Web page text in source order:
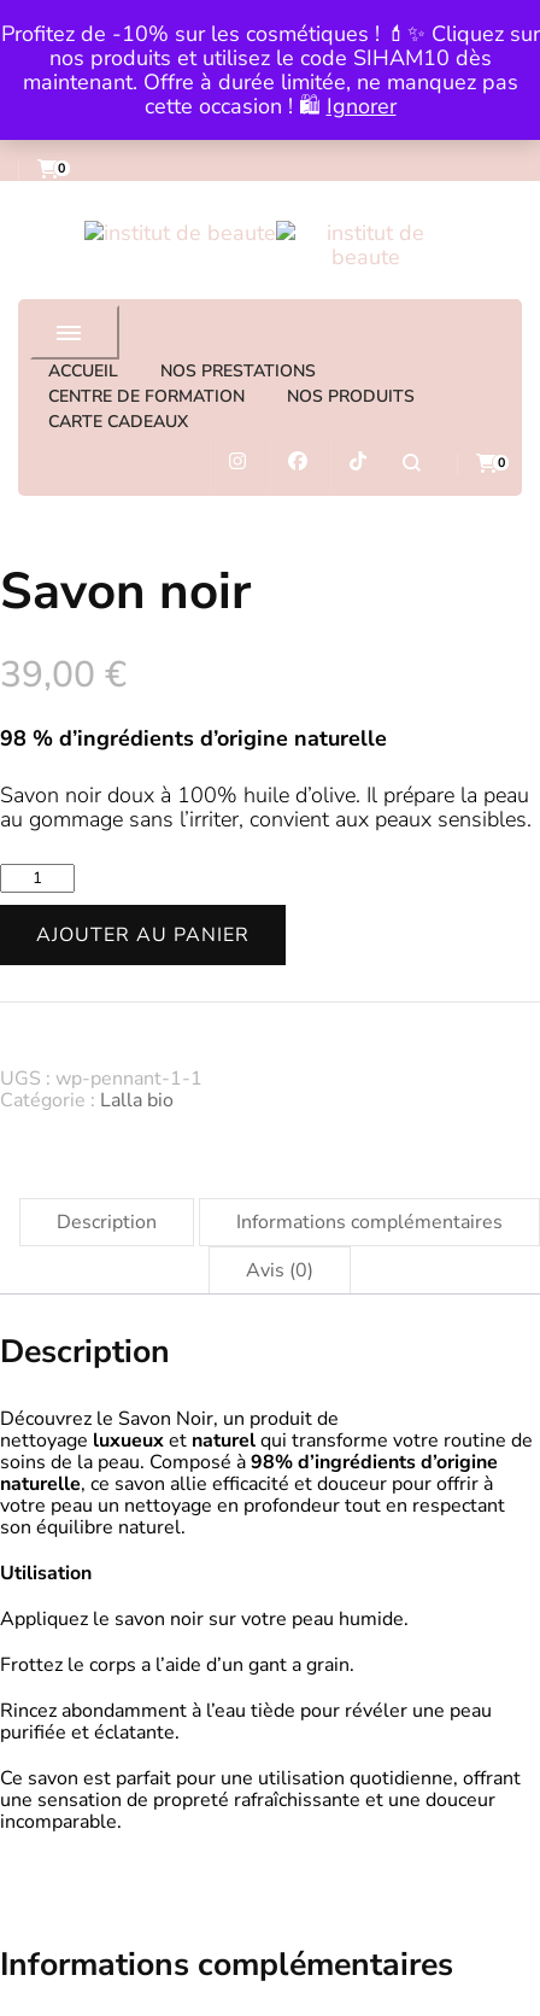
Profitez de -10% sur les cosmétiques ! 💄✨ Cliquez sur
nos produits et utilisez le code SIHAM10 dès
maintenant. Offre à durée limitée, ne manquez pas
cette occasion ! 🛍️ Ignorer
0983559979
0
institut de beaute
ACCUEIL
NOS PRESTATIONS
CENTRE DE FORMATION
NOS PRODUITS
CARTE CADEAUX
0
Savon noir
39,00 €
98 % d’ingrédients d’origine naturelle
Savon noir doux à 100% huile d’olive. Il prépare la peau
au gommage sans l’irriter, convient aux peaux sensibles.
quantité
de
SavonAJOUTER AU PANIER
UGS : wp-pennant-1-1
Catégorie : Lalla bio
Description
Informations complémentaires
Avis (0)
Description
Découvrez le Savon Noir, un produit de
nettoyage luxueuxet naturelqui transforme votre routine de
soins de la peau. Composé à98% d’ingrédients d’origine
naturelle, ce savon allie efficacité et douceur pour offrir à
votre peau un nettoyage en profondeur tout en respectant
son équilibre naturel.
Utilisation
Appliquez le savon noir sur votre peau humide.
Frottez le corps a l’aide d’un gant a grain.
Rincez abondamment à l’eau tiède pour révéler une peau
purifiée et éclatante.
Ce savon est parfait pour une utilisation quotidienne, offrant
une sensation de propreté rafraîchissante et une douceur
incomparable.
Informations complémentaires